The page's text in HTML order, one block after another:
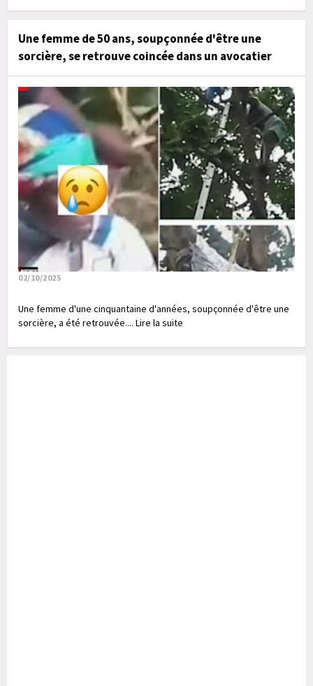
Une femme de 50 ans, soupçonnée d'être une
sorcière, se retrouve coincée dans un avocatier
02/10/2025
Une femme d'une cinquantaine d'années, soupçonnée d'être une
sorcière, a été retrouvée.... Lire la suite